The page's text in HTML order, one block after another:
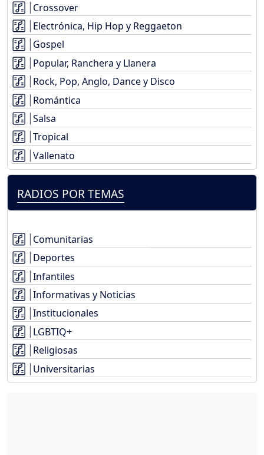
Crossover
Electrónica, Hip Hop y Reggaeton
Gospel
Popular, Ranchera y Llanera
Rock, Pop, Anglo, Dance y Disco
Romántica
Salsa
Tropical
Vallenato
RADIOS POR TEMAS
Comunitarias
Deportes
Infantiles
Informativas y Noticias
Institucionales
LGBTIQ+
Religiosas
Universitarias